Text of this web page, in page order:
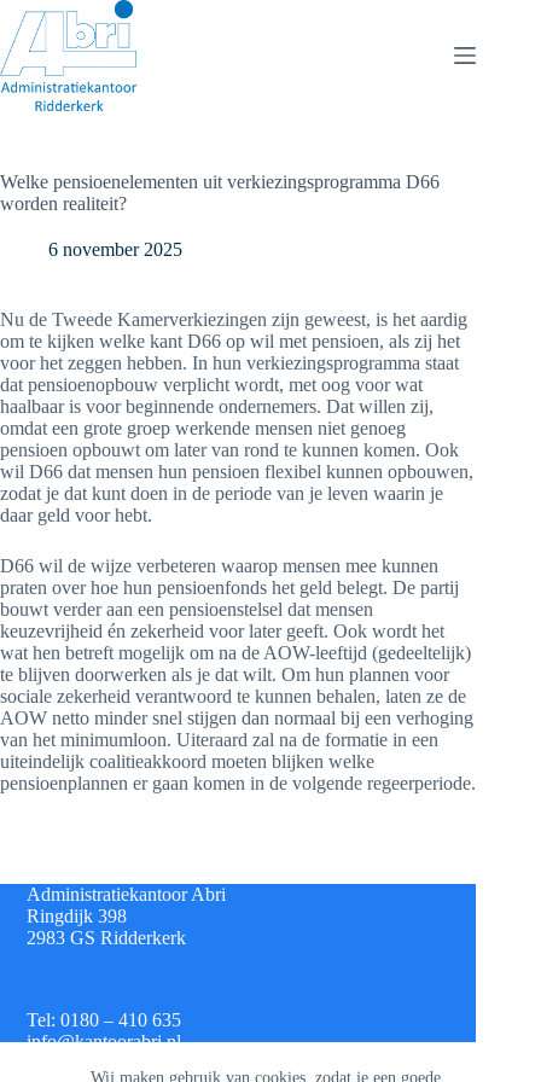
naar
de
inhoud
Wij maken gebruik van cookies, zodat je een goede
Welke pensioenelementen uit verkiezingsprogramma D66
worden realiteit?
6 november 2025
Nu de Tweede Kamerverkiezingen zijn geweest, is het aardig
om te kijken welke kant D66 op wil met pensioen, als zij het
voor het zeggen hebben. In hun verkiezingsprogramma staat
dat pensioenopbouw verplicht wordt, met oog voor wat
haalbaar is voor beginnende ondernemers. Dat willen zij,
omdat een grote groep werkende mensen niet genoeg
pensioen opbouwt om later van rond te kunnen komen. Ook
wil D66 dat mensen hun pensioen flexibel kunnen opbouwen,
zodat je dat kunt doen in de periode van je leven waarin je
daar geld voor hebt.
D66 wil de wijze verbeteren waarop mensen mee kunnen
praten over hoe hun pensioenfonds het geld belegt. De partij
bouwt verder aan een pensioenstelsel dat mensen
keuzevrijheid én zekerheid voor later geeft. Ook wordt het
wat hen betreft mogelijk om na de AOW-leeftijd (gedeeltelijk)
te blijven doorwerken als je dat wilt. Om hun plannen voor
sociale zekerheid verantwoord te kunnen behalen, laten ze de
AOW netto minder snel stijgen dan normaal bij een verhoging
van het minimumloon. Uiteraard zal na de formatie in een
uiteindelijk coalitieakkoord moeten blijken welke
pensioenplannen er gaan komen in de volgende regeerperiode.
Administratiekantoor Abri
Ringdijk 398
2983 GS Ridderkerk
Tel: 0180 – 410 635
info@kantoorabri.nl